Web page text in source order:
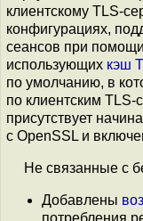
клиентскому TLS-
конфигурациях,
сеансов при
использующих кэш
по умолчанию, в
по клиентским TLS-
присутствует
с OpenSSL и
Не связанные с
Добавлены
потребления